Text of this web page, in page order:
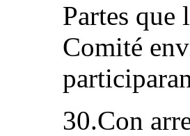
Partes
Comité
30.Con